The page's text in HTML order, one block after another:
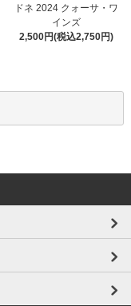
ドネ 2024 クォーサ・ワ
インズ
2,500円(税込2,750円)